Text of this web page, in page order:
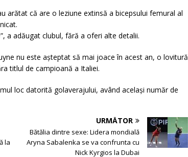
arătat că are o leziune extinsă a bicepsului femural al
a adăugat clubul, fără a oferi alte detalii.
nu este așteptat să mai joace în acest an, o lovitură
titlul de campioană a Italiei.
loc datorită golaverajului, având același număr de
la
URMĂTOR
Bătălia dintre sexe: Lidera mondială
Aryna Sabalenka se va confrunta cu
Nick Kyrgios la Dubai